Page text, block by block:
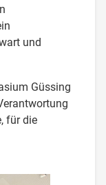
und
Güssing
für die